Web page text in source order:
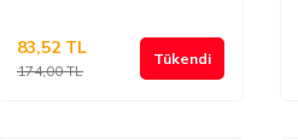
174,00TL
83,52 TL Tükendi